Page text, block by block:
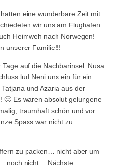
eine wunderbare Zeit mit
wir uns am Flughafen
Heimweh nach Norwegen!
unserer Familie!!!
auf die Nachbarinsel, Nusa
lud Neni uns ein für ein
und Azaria aus der
🙂 Es waren absolut gelungene
traumhaft schön und vor
Spass war nicht zu
zu packen… nicht aber um
noch nicht… Nächste